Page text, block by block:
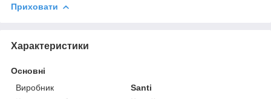
Приховати
Характеристики
Основні
Виробник
Santi